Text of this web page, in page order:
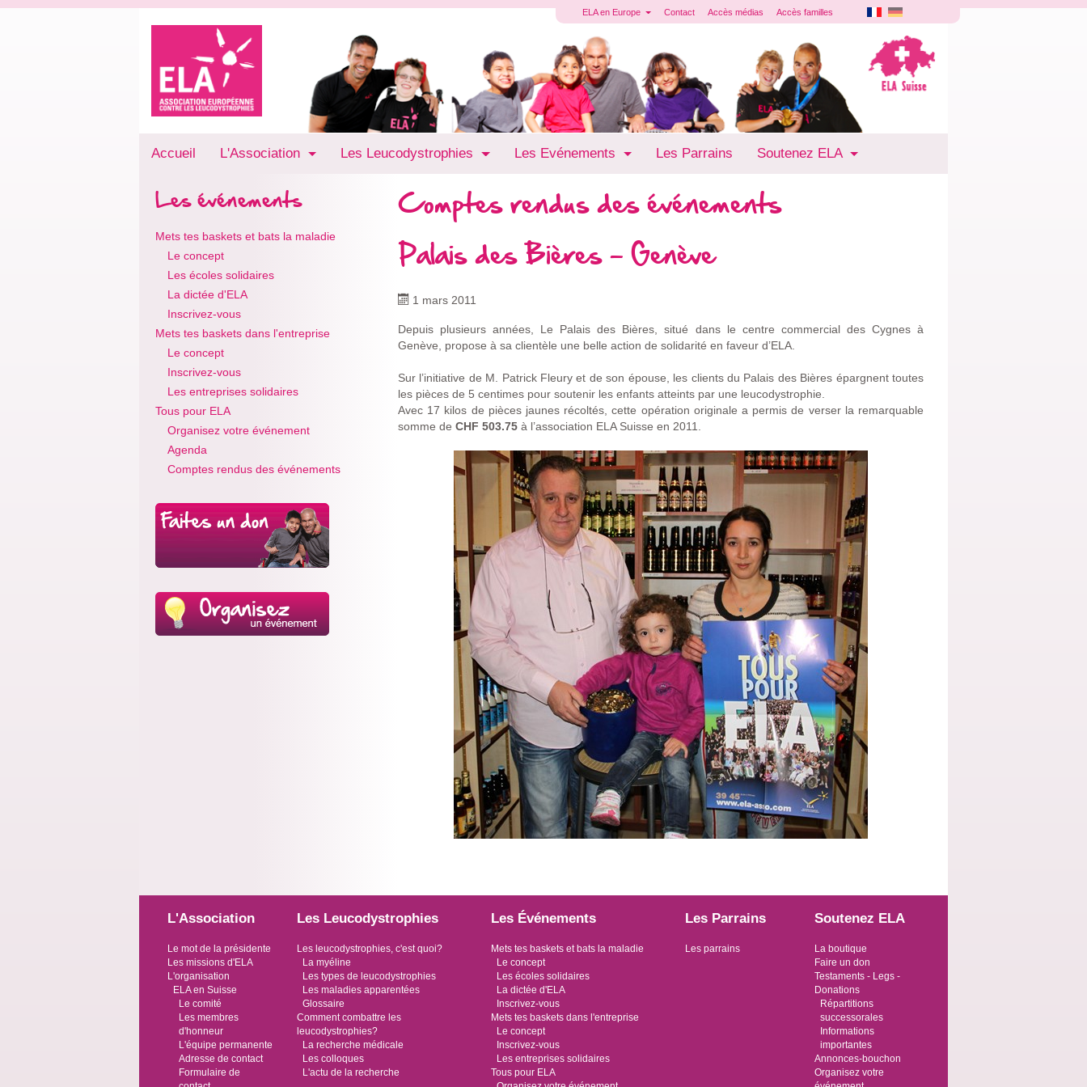
ELA en Europe Contact Accès médias Accès familles
Accueil L'Association Les Leucodystrophies Les Evénements Les Parrains Soutenez ELA
Les événements
Mets tes baskets et bats la maladie
Le concept
Les écoles solidaires
La dictée d'ELA
Inscrivez-vous
Mets tes baskets dans l'entreprise
Le concept
Inscrivez-vous
Les entreprises solidaires
Tous pour ELA
Organisez votre événement
Agenda
Comptes rendus des événements
Comptes rendus des événements
Palais des Bières - Genève
1 mars 2011
Depuis plusieurs années, Le Palais des Bières, situé dans le centre commercial des Cygnes à
Genève, propose à sa clientèle une belle action de solidarité en faveur d’ELA.
Sur l’initiative de M. Patrick Fleury et de son épouse, les clients du Palais des Bières épargnent toutes
les pièces de 5 centimes pour soutenir les enfants atteints par une leucodystrophie.
Avec 17 kilos de pièces jaunes récoltés, cette opération originale a permis de verser la remarquable
somme de CHF 503.75à l’association ELA Suisse en 2011.
L'Association
Le mot de la présidente
Les missions d'ELA
L'organisation
ELA en Suisse
Le comité
Les membres
d'honneur
L'équipe permanente
Adresse de contact
Formulaire de
Les Leucodystrophies
Les leucodystrophies, c'est quoi?
La myéline
Les types de leucodystrophies
Les maladies apparentées
Glossaire
Comment combattre les
leucodystrophies?
La recherche médicale
Les colloques
L'actu de la recherche
Les Événements
Mets tes baskets et bats la maladie
Le concept
Les écoles solidaires
La dictée d'ELA
Inscrivez-vous
Mets tes baskets dans l'entreprise
Le concept
Inscrivez-vous
Les entreprises solidaires
Tous pour ELA
Les Parrains
Les parrains
Soutenez ELA
La boutique
Faire un don
Testaments - Legs -
Donations
Répartitions
successorales
Informations
importantes
Annonces-bouchon
Organisez votre